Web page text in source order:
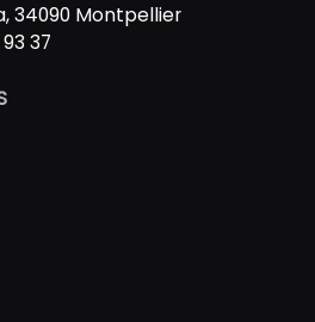
34090 Montpellier
37